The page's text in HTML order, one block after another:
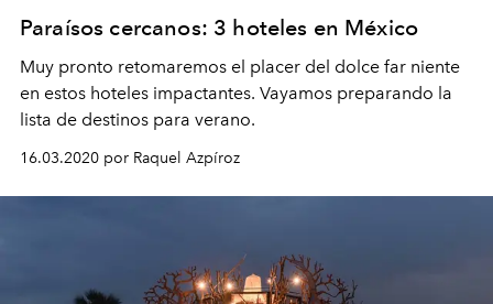
Paraísos cercanos: 3 hoteles en México
Muy pronto retomaremos el placer del dolce far niente
en estos hoteles impactantes. Vayamos preparando la
lista de destinos para verano.
16.03.2020 por Raquel Azpíroz